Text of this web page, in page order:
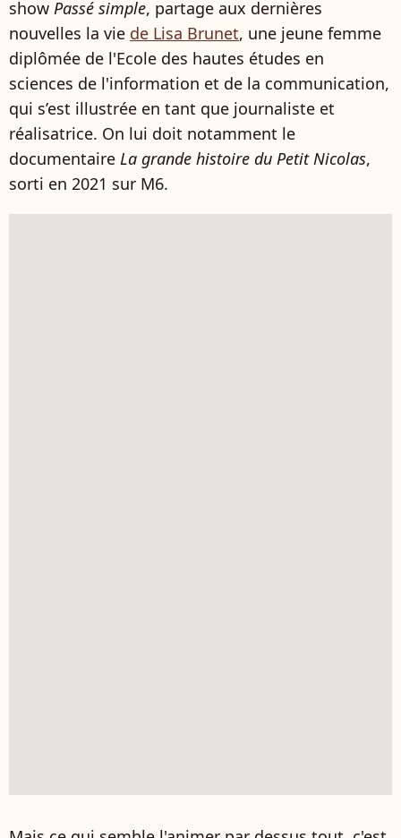
show Passé simple, partage aux dernières
nouvelles la vie de Lisa Brunet, une jeune femme
diplômée de l'Ecole des hautes études en
sciences de l'information et de la communication,
qui s’est illustrée en tant que journaliste et
réalisatrice. On lui doit notamment le
documentaire La grande histoire du Petit Nicolas,
sorti en 2021 sur M6.